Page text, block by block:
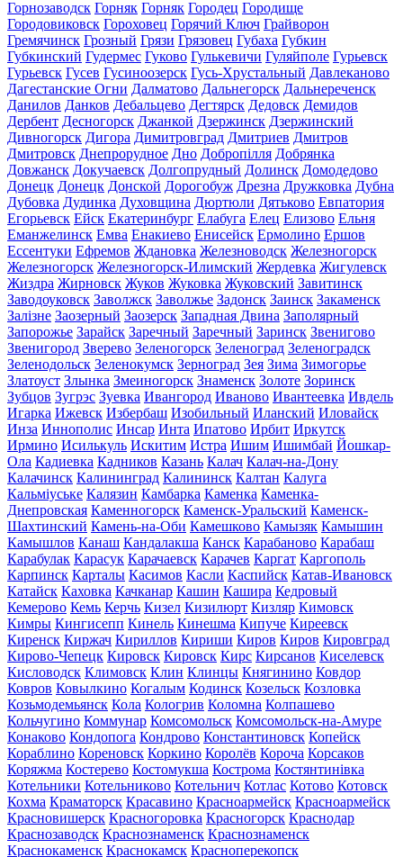
Горнозаводск Горняк Горняк Городец Городище
Городовиковск Гороховец Горячий Ключ Грайворон
Гремячинск Грозный Грязи Грязовец Губаха Губкин
Губкинский Гудермес Гуково Гулькевичи Гуляйполе Гурьевск
Гурьевск Гусев Гусиноозерск Гусь-Хрустальный Давлеканово
Дагестанские Огни Далматово Дальнегорск Дальнереченск
Данилов Данков Дебальцево Дегтярск Дедовск Демидов
Дербент Десногорск Джанкой Дзержинск Дзержинский
Дивногорск Дигора Димитровград Дмитриев Дмитров
Дмитровск Днепрорудное Дно Добропілля Добрянка
Довжанск Докучаевск Долгопрудный Долинск Домодедово
Донецк Донецк Донской Дорогобуж Дрезна Дружковка Дубна
Дубовка Дудинка Духовщина Дюртюли Дятьково Евпатория
Егорьевск Ейск Екатеринбург Елабуга Елец Елизово Ельня
Еманжелинск Емва Енакиево Енисейск Ермолино Ершов
Ессентуки Ефремов Ждановка Железноводск Железногорск
Железногорск Железногорск-Илимский Жердевка Жигулевск
Жиздра Жирновск Жуков Жуковка Жуковский Завитинск
Заводоуковск Заволжск Заволжье Задонск Заинск Закаменск
Залізне Заозерный Заозерск Западная Двина Заполярный
Запорожье Зарайск Заречный Заречный Заринск Звенигово
Звенигород Зверево Зеленогорск Зеленоград Зеленоградск
Зеленодольск Зеленокумск Зерноград Зея Зима Зимогорье
Златоуст Злынка Змеиногорск Знаменск Золоте Зоринск
Зубцов Зугрэс Зуевка Ивангород Иваново Ивантеевка Ивдель
Игарка Ижевск Избербаш Изобильный Иланский Иловайск
Инза Иннополис Инсар Инта Ипатово Ирбит Иркутск
Ирмино Исилькуль Искитим Истра Ишим Ишимбай Йошкар-
Ола Кадиевка Кадников Казань Калач Калач-на-Дону
Калачинск Калининград Калининск Калтан Калуга
Кальміуське Калязин Камбарка Каменка Каменка-
Днепровская Каменногорск Каменск-Уральский Каменск-
Шахтинский Камень-на-Оби Камешково Камызяк Камышин
Камышлов Канаш Кандалакша Канск Карабаново Карабаш
Карабулак Карасук Карачаевск Карачев Каргат Каргополь
Карпинск Карталы Касимов Касли Каспийск Катав-Ивановск
Катайск Каховка Качканар Кашин Кашира Кедровый
Кемерово Кемь Керчь Кизел Кизилюрт Кизляр Кимовск
Кимры Кингисепп Кинель Кинешма Кипуче Киреевск
Киренск Киржач Кириллов Кириши Киров Киров Кировград
Кирово-Чепецк Кировск Кировск Кирс Кирсанов Киселевск
Кисловодск Климовск Клин Клинцы Княгинино Ковдор
Ковров Ковылкино Когалым Кодинск Козельск Козловка
Козьмодемьянск Кола Кологрив Коломна Колпашево
Кольчугино Коммунар Комсомольск Комсомольск-на-Амуре
Конаково Кондопога Кондрово Константиновск Копейск
Кораблино Кореновск Коркино Королёв Короча Корсаков
Коряжма Костерево Костомукша Кострома Костянтинівка
Котельники Котельниково Котельнич Котлас Котово Котовск
Кохма Краматорск Красавино Красноармейск Красноармейск
Красновишерск Красногоровка Красногорск Краснодар
Краснозаводск Краснознаменск Краснознаменск
Краснокаменск Краснокамск Красноперекопск